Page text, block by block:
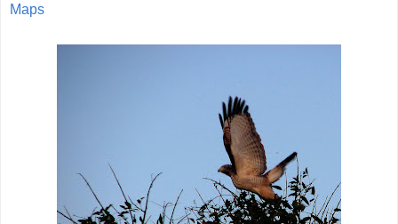
Maps